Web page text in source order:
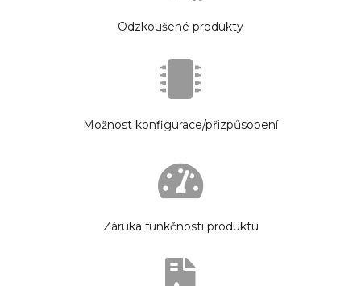
Odzkoušené produkty
Možnost konfigurace/přizpůsobení
Záruka funkčnosti produktu